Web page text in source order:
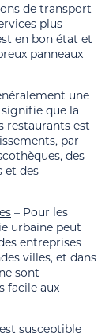
de transport
plus
en bon état et
panneaux
une
que la
restaurants est
par
des
et des
– Pour les
urbaine peut
entreprises
villes, et dans
sont
facile aux
susceptible